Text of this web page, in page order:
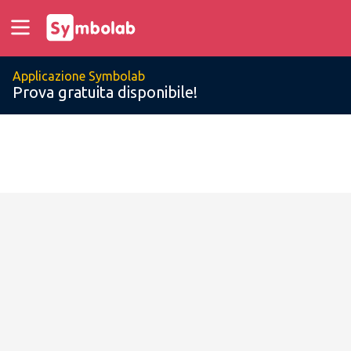
Applicazione Symbolab
Prova gratuita disponibile!